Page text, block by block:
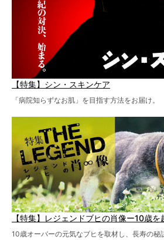
【特集】シン・スキンケア
「病院知らずなお肌」を目指す方法をお届け。
【特集】レジェンドブヒの肖像ー10歳を
10歳オーバーの元気なブヒを取材し、長寿の秘